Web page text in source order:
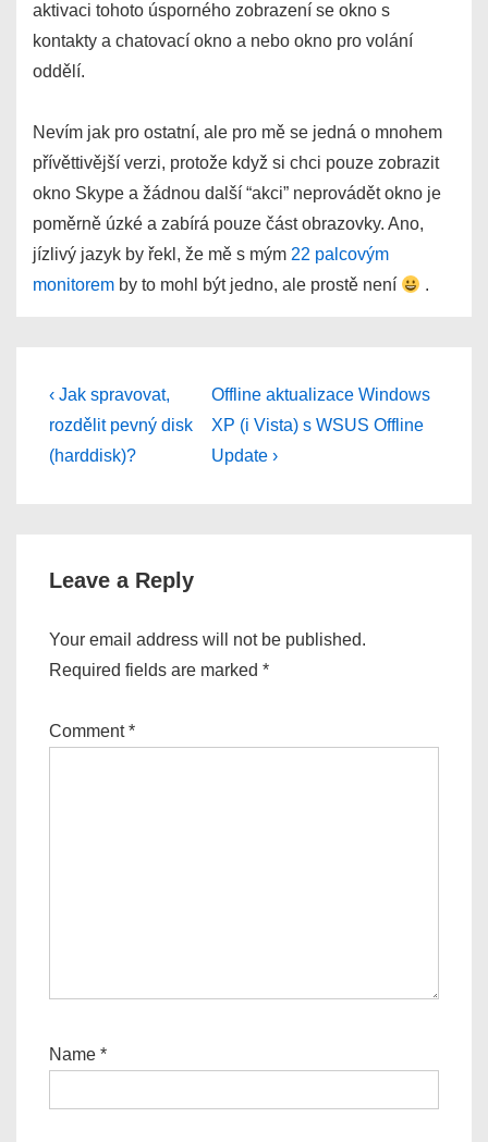
aktivaci tohoto úsporného zobrazení se okno s
kontakty a chatovací okno a nebo okno pro volání
oddělí.
Nevím jak pro ostatní, ale pro mě se jedná o mnohem
přívěttivější verzi, protože když si chci pouze zobrazit
okno Skype a žádnou další “akci” neprovádět okno je
poměrně úzké a zabírá pouze část obrazovky. Ano,
jízlivý jazyk by řekl, že mě s mým 22 palcovým
monitorem by to mohl být jedno, ale prostě není .
Post
navigation
Previous
Post
is
‹ Jak spravovat,
rozdělit pevný disk
(harddisk)?
Next
Post
is
Offline aktualizace Windows
XP (i Vista) s WSUS Offline
Update ›
Leave a Reply
Your email address will not be published.
Required fields are marked *
Comment*
Name *